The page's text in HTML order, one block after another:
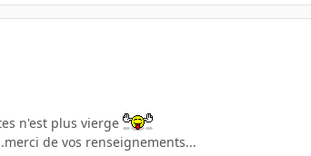
n'est plus vierge
de vos renseignements...